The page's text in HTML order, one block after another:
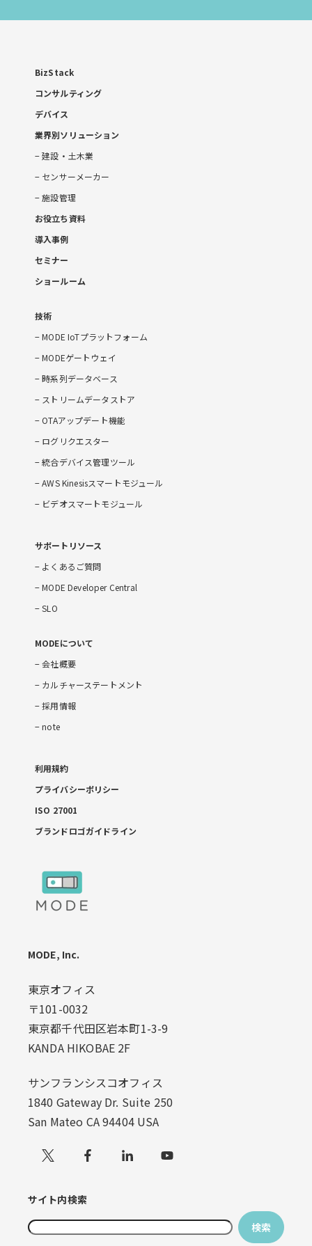
合
BizStack
コンサルティング
デバイス
業界別ソリューション
建設・土木業
センサーメーカー
施設管理
お役立ち資料
導入事例
セミナー
ショールーム
技術
MODE IoTプラットフォーム
MODEゲートウェイ
時系列データベース
ストリームデータストア
OTAアップデート機能
ログリクエスター
統合デバイス管理ツール
AWS Kinesisスマートモジュール
ビデオスマートモジュール
サポートリソース
よくあるご質問
MODE Developer Central
SLO
MODEについて
会社概要
カルチャーステートメント
採用情報
note
利用規約
プライバシーポリシー
ISO 27001
ブランドロゴガイドライン
MODE, Inc.
東京オフィス
〒101-0032
東京都千代田区岩本町1-3-9
KANDA HIKOBAE 2F
サンフランシスコオフィス
1840 Gateway Dr. Suite 250
San Mateo CA 94404 USA
Xでフォローする
サイト内検索
検索